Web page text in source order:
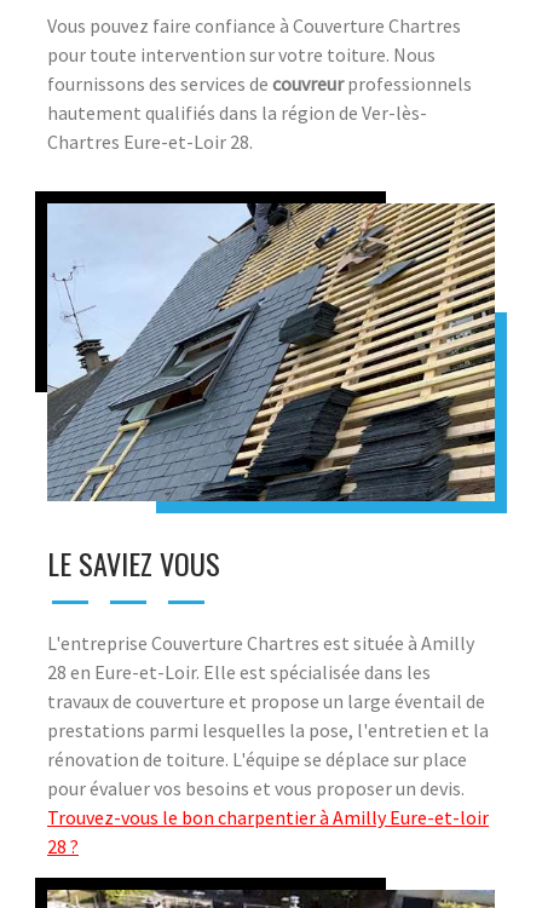
Vous pouvez faire confiance à Couverture Chartres
pour toute intervention sur votre toiture. Nous
fournissons des services de couvreurprofessionnels
hautement qualifiés dans la région de Ver-lès-
Chartres Eure-et-Loir 28.
LE SAVIEZ VOUS
L'entreprise Couverture Chartres est située à Amilly
28 en Eure-et-Loir. Elle est spécialisée dans les
travaux de couverture et propose un large éventail de
prestations parmi lesquelles la pose, l'entretien et la
rénovation de toiture. L'équipe se déplace sur place
pour évaluer vos besoins et vous proposer un devis.
Trouvez-vous le bon charpentier à Amilly Eure-et-loir
28 ?